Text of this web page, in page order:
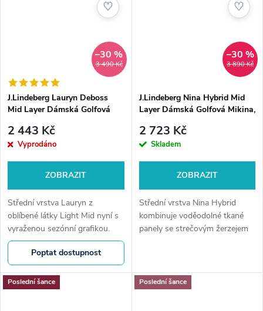
3 490 Kč
–30 %
J.Lindeberg Lauryn Deboss
Mid Layer Dámská Golfová
2 443 Kč
Vyprodáno
ZOBRAZIT
Střední vrstva Lauryn z
oblíbené látky Light Mid nyní s
vyraženou sezónní grafikou.
Poptat dostupnost
♡
3 890 Kč
–30 %
J.Lindeberg Nina Hybrid Mid
Layer Dámská Golfová Mikina,
2 723 Kč
Skladem
ZOBRAZIT
Střední vrstva Nina Hybrid
kombinuje voděodolné tkané
panely se strečovým žerzejem
ochranu,...
♡
Poslední šance Poslední šance